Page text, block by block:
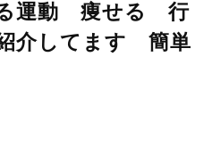
運動 痩せる 行
してます 簡単